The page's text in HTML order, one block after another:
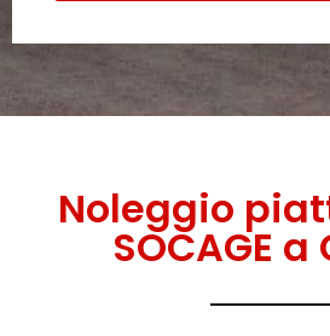
Noleggio
SOCAGE